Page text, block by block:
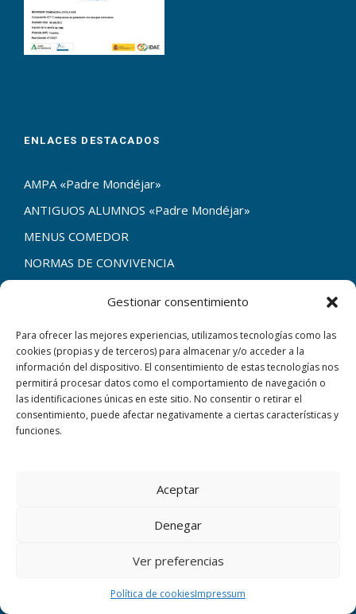
Gestionar consentimiento
Para ofrecer las mejores experiencias, utilizamos tecnologías como las
cookies (propias y de terceros) para almacenar y/o acceder a la
información del dispositivo. El consentimiento de estas tecnologías nos
permitirá procesar datos como el comportamiento de navegación o
las identificaciones únicas en este sitio. No consentir o retirar el
consentimiento, puede afectar negativamente a ciertas características y
funciones.
Aceptar
Denegar
Ver preferencias
Política de cookiesImpressum
ENLACES DESTACADOS
AMPA «Padre Mondéjar»
ANTIGUOS ALUMNOS «Padre Mondéjar»
MENUS COMEDOR
NORMAS DE CONVIVENCIA
POLÍTICA DE CALIDAD
BOLSA DE EMPLEO
ENTORNO SEGURO
CANAL DE DENUNCIAS WEB